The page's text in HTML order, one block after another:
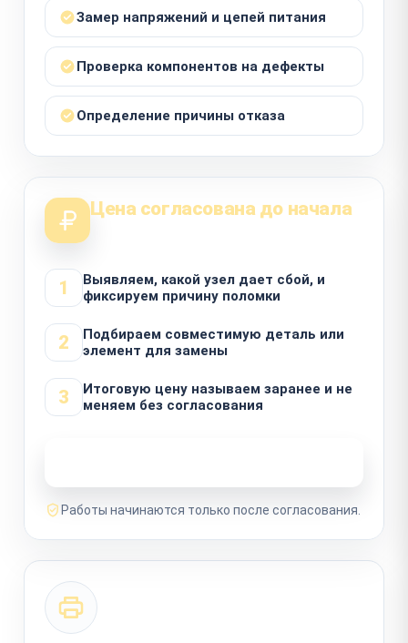
Замер напряжений и цепей питания
Проверка компонентов на дефекты
Определение причины отказа
Цена согласована до начала
1
Выявляем, какой узел дает сбой, и
фиксируем причину поломки
2
Подбираем совместимую деталь или
элемент для замены
3
Итоговую цену называем заранее и не
меняем без согласования
Работы начинаются только после согласования.